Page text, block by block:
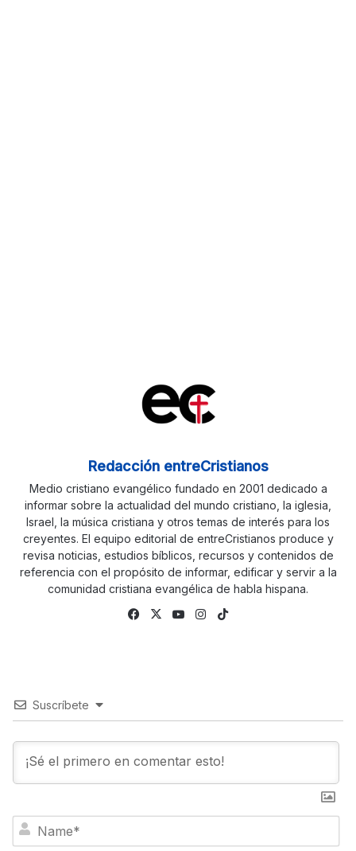
Redacción entreCristianos
Medio cristiano evangélico fundado en 2001 dedicado a
informar sobre la actualidad del mundo cristiano, la iglesia,
Israel, la música cristiana y otros temas de interés para los
creyentes. El equipo editorial de entreCristianos produce y
revisa noticias, estudios bíblicos, recursos y contenidos de
referencia con el propósito de informar, edificar y servir a la
comunidad cristiana evangélica de habla hispana.
Fa
X
Yo
Ins
Suscríbete